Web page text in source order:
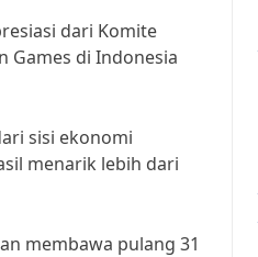
dari Komite
Games di Indonesia
sisi ekonomi
menarik lebih dari
membawa pulang 31